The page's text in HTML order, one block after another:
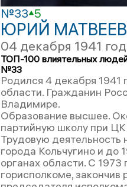
№33 5
ЮРИЙ
04 декабря 1941
ТОП-100 влиятельных
№33
Родился 4 декабря 1941
области. Гражданин
Владимире.
Образование высшее.
партийную школу при
Трудовую деятельность
города Кольчугино и до
органах области. С
горисполкоме,